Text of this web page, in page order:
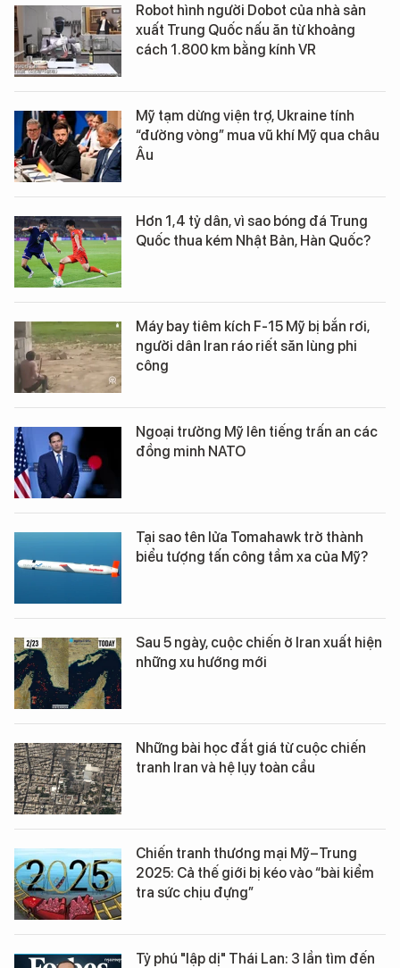
Robot hình người Dobot của nhà sản
xuất Trung Quốc nấu ăn từ khoảng
cách 1.800 km bằng kính VR
Mỹ tạm dừng viện trợ, Ukraine tính
“đường vòng” mua vũ khí Mỹ qua châu
Âu
Hơn 1,4 tỷ dân, vì sao bóng đá Trung
Quốc thua kém Nhật Bản, Hàn Quốc?
Máy bay tiêm kích F-15 Mỹ bị bắn rơi,
người dân Iran ráo riết săn lùng phi
công
Ngoại trưởng Mỹ lên tiếng trấn an các
đồng minh NATO
Tại sao tên lửa Tomahawk trở thành
biểu tượng tấn công tầm xa của Mỹ?
Sau 5 ngày, cuộc chiến ở Iran xuất hiện
những xu hướng mới
Những bài học đắt giá từ cuộc chiến
tranh Iran và hệ lụy toàn cầu
Chiến tranh thương mại Mỹ–Trung
2025: Cả thế giới bị kéo vào “bài kiểm
tra sức chịu đựng”
Tỷ phú "lập dị" Thái Lan: 3 lần tìm đến